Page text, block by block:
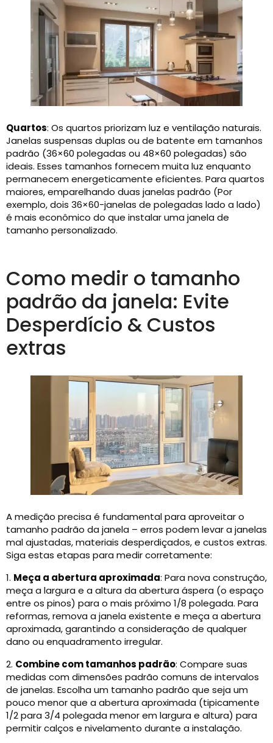
Quartos: Os quartos priorizam luz e ventilação naturais.
Janelas suspensas duplas ou de batente em tamanhos
padrão (36×60 polegadas ou 48×60 polegadas) são
ideais. Esses tamanhos fornecem muita luz enquanto
permanecem energeticamente eficientes. Para quartos
maiores, emparelhando duas janelas padrão (Por
exemplo, dois 36×60-janelas de polegadas lado a lado)
é mais econômico do que instalar uma janela de
tamanho personalizado.
Como medir o tamanho
padrão da janela: Evite
Desperdício & Custos
extras
A medição precisa é fundamental para aproveitar o
tamanho padrão da janela – erros podem levar a janelas
mal ajustadas, materiais desperdiçados, e custos extras.
Siga estas etapas para medir corretamente:
1. Meça a abertura aproximada: Para nova construção,
meça a largura e a altura da abertura áspera (o espaço
entre os pinos) para o mais próximo 1/8 polegada. Para
reformas, remova a janela existente e meça a abertura
aproximada, garantindo a consideração de qualquer
dano ou enquadramento irregular.
2. Combine com tamanhos padrão: Compare suas
medidas com dimensões padrão comuns de intervalos
de janelas. Escolha um tamanho padrão que seja um
pouco menor que a abertura aproximada (tipicamente
1/2 para 3/4 polegada menor em largura e altura) para
permitir calços e nivelamento durante a instalação.